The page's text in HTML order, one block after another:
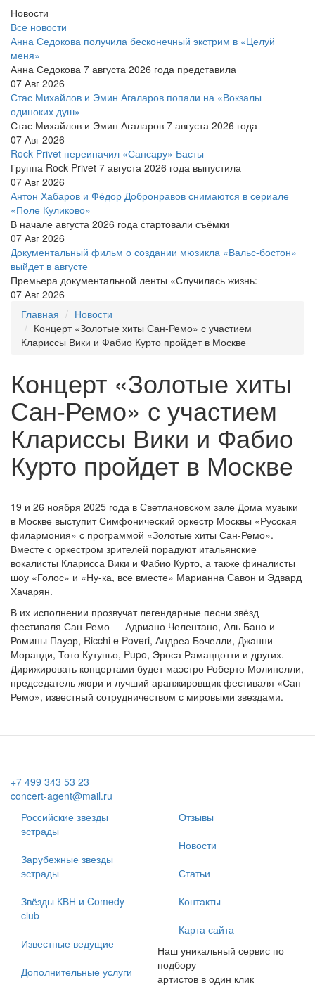
Новости
Все новости
Анна Седокова получила бесконечный экстрим в «Целуй
меня»
Анна Седокова 7 августа 2026 года представила
07 Авг 2026
Стас Михайлов и Эмин Агаларов попали на «Вокзалы
одиноких душ»
Стас Михайлов и Эмин Агаларов 7 августа 2026 года
07 Авг 2026
Rock Privet переиначил «Сансару» Басты
Группа Rock Privet 7 августа 2026 года выпустила
07 Авг 2026
Антон Хабаров и Фёдор Добронравов снимаются в сериале
«Поле Куликово»
В начале августа 2026 года стартовали съёмки
07 Авг 2026
Документальный фильм о создании мюзикла «Вальс-бостон»
выйдет в августе
Премьера документальной ленты «Случилась жизнь:
07 Авг 2026
Главная
Новости
Концерт «Золотые хиты Сан-Ремо» с участием
Клариссы Вики и Фабио Курто пройдет в Москве
Концерт «Золотые хиты
Сан-Ремо» с участием
Клариссы Вики и Фабио
Курто пройдет в Москве
19 и 26 ноября 2025 года в Светлановском зале Дома музыки
в Москве выступит Симфонический оркестр Москвы «Русская
филармония» с программой «Золотые хиты Сан-Ремо».
Вместе с оркестром зрителей порадуют итальянские
вокалисты Кларисса Вики и Фабио Курто, а также финалисты
шоу «Голос» и «Ну-ка, все вместе» Марианна Савон и Эдвард
Хачарян.
В их исполнении прозвучат легендарные песни звёзд
фестиваля Сан-Ремо — Адриано Челентано, Аль Бано и
Ромины Пауэр, Ricchi e Poveri, Андреа Бочелли, Джанни
Моранди, Тото Кутуньо, Pupo, Эроса Рамаццотти и других.
Дирижировать концертами будет маэстро Роберто Молинелли,
председатель жюри и лучший аранжировщик фестиваля «Сан-
Ремо», известный сотрудничеством с мировыми звездами.
+7 499 343 53 23
concert-agent@mail.ru
Российские звезды
эстрады
Зарубежные звезды
эстрады
Звёзды КВН и Comedy
club
Известные ведущие
Дополнительные услуги
Отзывы
Новости
Статьи
Контакты
Карта сайта
Наш уникальный сервис по
подбору
артистов в один клик